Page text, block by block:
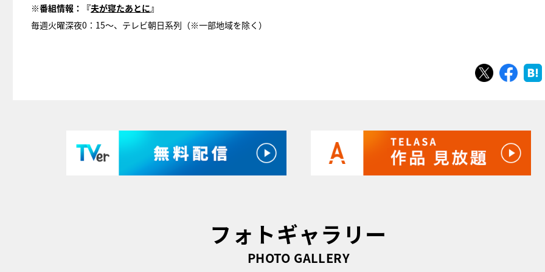
※番組情報：『夫が寝たあとに』
毎週火曜深夜0：15～、テレビ朝日系列（※一部地域を除く）
ツイートシェア
フォトギャラリー
PHOTO GALLERY